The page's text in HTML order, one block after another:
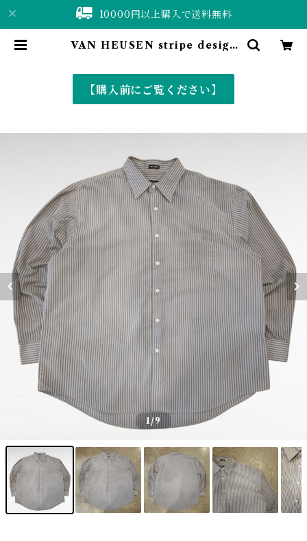
10000円以上購入で送料無料
VAN HEUSEN stripe design
p〈古着&vintage〉
【購入前にご覧ください】
1/9